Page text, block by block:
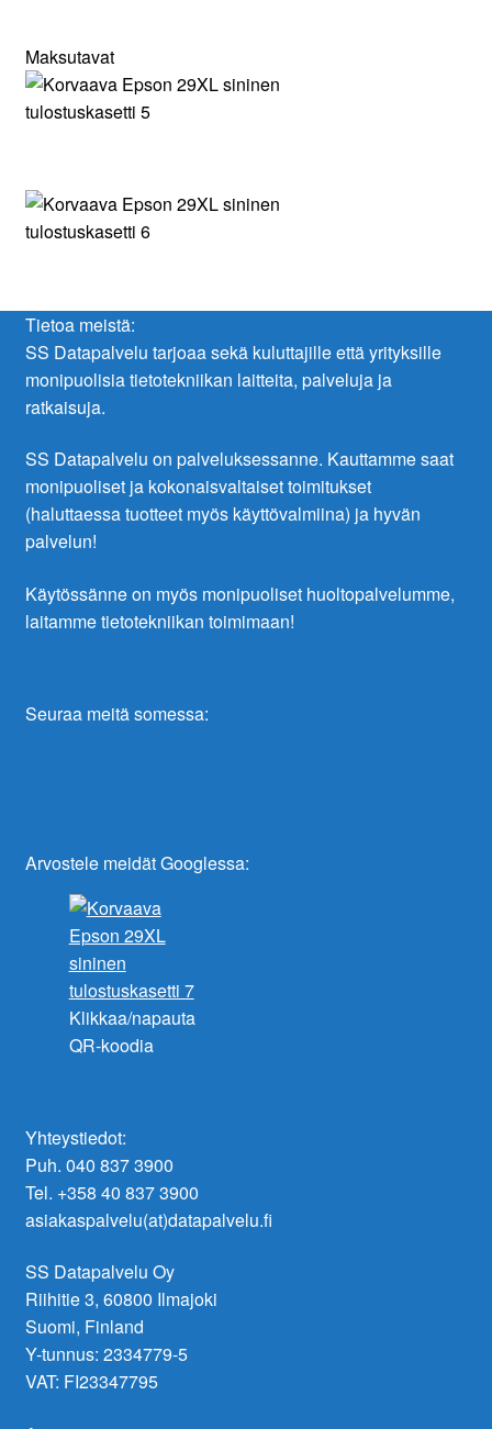
Maksutavat
Tietoa meistä:
SS Datapalvelu tarjoaa sekä kuluttajille että yrityksille
monipuolisia tietotekniikan laitteita, palveluja ja
ratkaisuja.
SS Datapalvelu on palveluksessanne. Kauttamme saat
monipuoliset ja kokonaisvaltaiset toimitukset
(haluttaessa tuotteet myös käyttövalmiina) ja hyvän
palvelun!
Käytössänne on myös monipuoliset huoltopalvelumme,
laitamme tietotekniikan toimimaan!
Seuraa meitä somessa:
Arvostele meidät Googlessa:
Klikkaa/napauta
QR-koodia
Yhteystiedot:
Puh. 040 837 3900
Tel. +358 40 837 3900
asiakaspalvelu(at)datapalvelu.fi
SS Datapalvelu Oy
Riihitie 3, 60800 Ilmajoki
Suomi, Finland
Y-tunnus: 2334779-5
VAT: FI23347795